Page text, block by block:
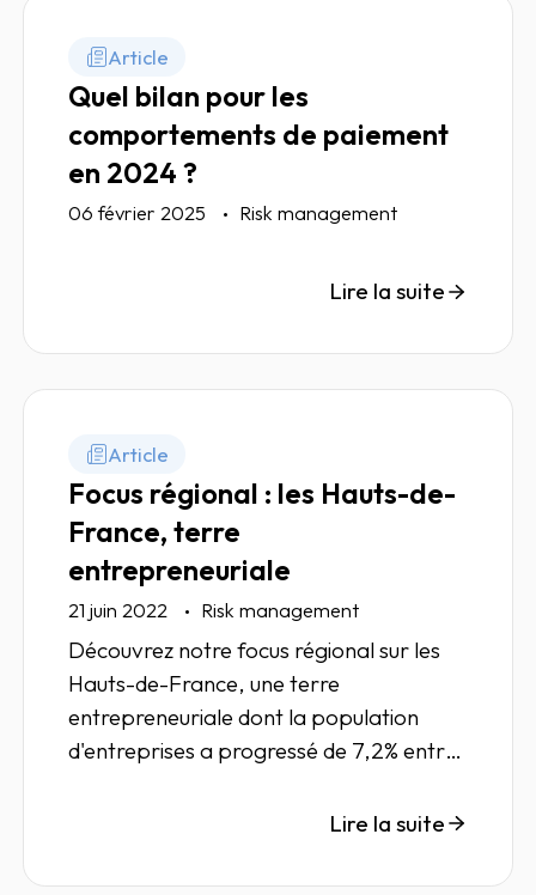
Article
Quel bilan pour les
comportements de paiement
en 2024 ?
06 février 2025 Risk management
Lire la suite
Article
Focus régional : les Hauts-de-
France, terre
entrepreneuriale
21 juin 2022 Risk management
Découvrez notre focus régional sur les
Hauts-de-France, une terre
entrepreneuriale dont la population
d'entreprises a progressé de 7,2% entre
Lire la suite